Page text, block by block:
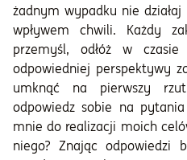
żadnym wypadku nie
wpływem chwili. Każdy
przemyśl, odłóż w
odpowiedniej perspektywy
umknąć na pierwszy
odpowiedz sobie na
mnie do realizacji moich
niego? Znając odpowiedzi